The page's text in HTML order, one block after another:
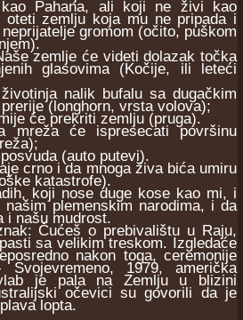
Pahana, ali koji ne živi kao
oteti zemlju koja mu ne pripada i
gromom (očito, puškom
zemlje će videti dolazak točka
glasovima (Kočije, ili leteći
nalik bufalu sa dugačkim
(longhorn, vrsta volova);
će prekriti zemlju (pruga).
mreža će ispresecati površinu
(auto putevi).
crno i da mnoga živa bića umiru
katastrofe).
koji nose duge kose kao mi, i
plemenskim narodima, i da
i našu mudrost.
Čućeš o prebivalištu u Raju,
sa velikim treskom. Izgledaće
nakon toga, ceremonije
1979, američka
je pala na Zemlju u blizini
očevici su govorili da je
lopta.